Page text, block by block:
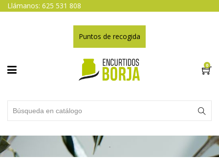
Llámanos: 625 531 808
Puntos de recogida
0